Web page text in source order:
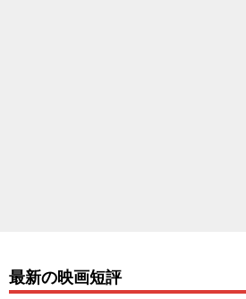
最新の映画短評